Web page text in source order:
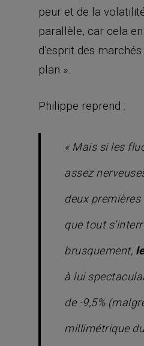
peur et de la
parallèle, car cela
d’esprit des
plan ».
Philippe reprend :
« Mais si les
assez
deux
que tout
brusquement,
à lui
de -9,5%
millimétrique